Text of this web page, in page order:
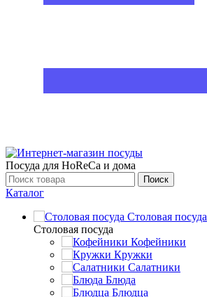
Посуда для HoReCa и дома
Поиск
Каталог
Столовая посуда
Столовая посуда
Кофейники
Кружки
Салатники
Блюда
Блюдца